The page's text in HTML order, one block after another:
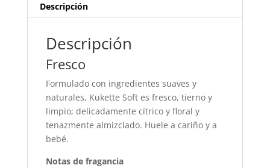
Descripción
Descripción
Fresco
Formulado con ingredientes suaves y
naturales, Kukette Soft es fresco, tierno y
limpio; delicadamente cítrico y floral y
tenazmente almizclado. Huele a cariño y a
bebé.
Notas de fragancia